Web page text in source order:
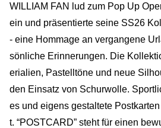
WILLIAM FAN lud zum Pop Up
ein und präsentierte seine SS26
- eine Hommage an vergangene
sönliche Erinnerungen. Die
erialien, Pastelltöne und neue
den Einsatz von Schurwolle.
es und eigens gestaltete
t. “POSTCARD” steht für einen